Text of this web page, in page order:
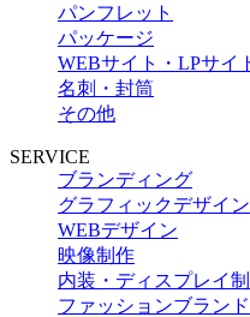
パンフレット
パッケージ
WEBサイト・LPサイ
名刺・封筒
その他
SERVICE
ブランディング
グラフィックデザイン
WEBデザイン
映像制作
内装・ディスプレイ
ファッションブラン